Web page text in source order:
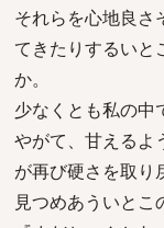
それらを心地良さ
てきたりするいと
か。
少なくとも私の中
やがて、甘えるよ
が再び硬さを取り
見つめあういとこ